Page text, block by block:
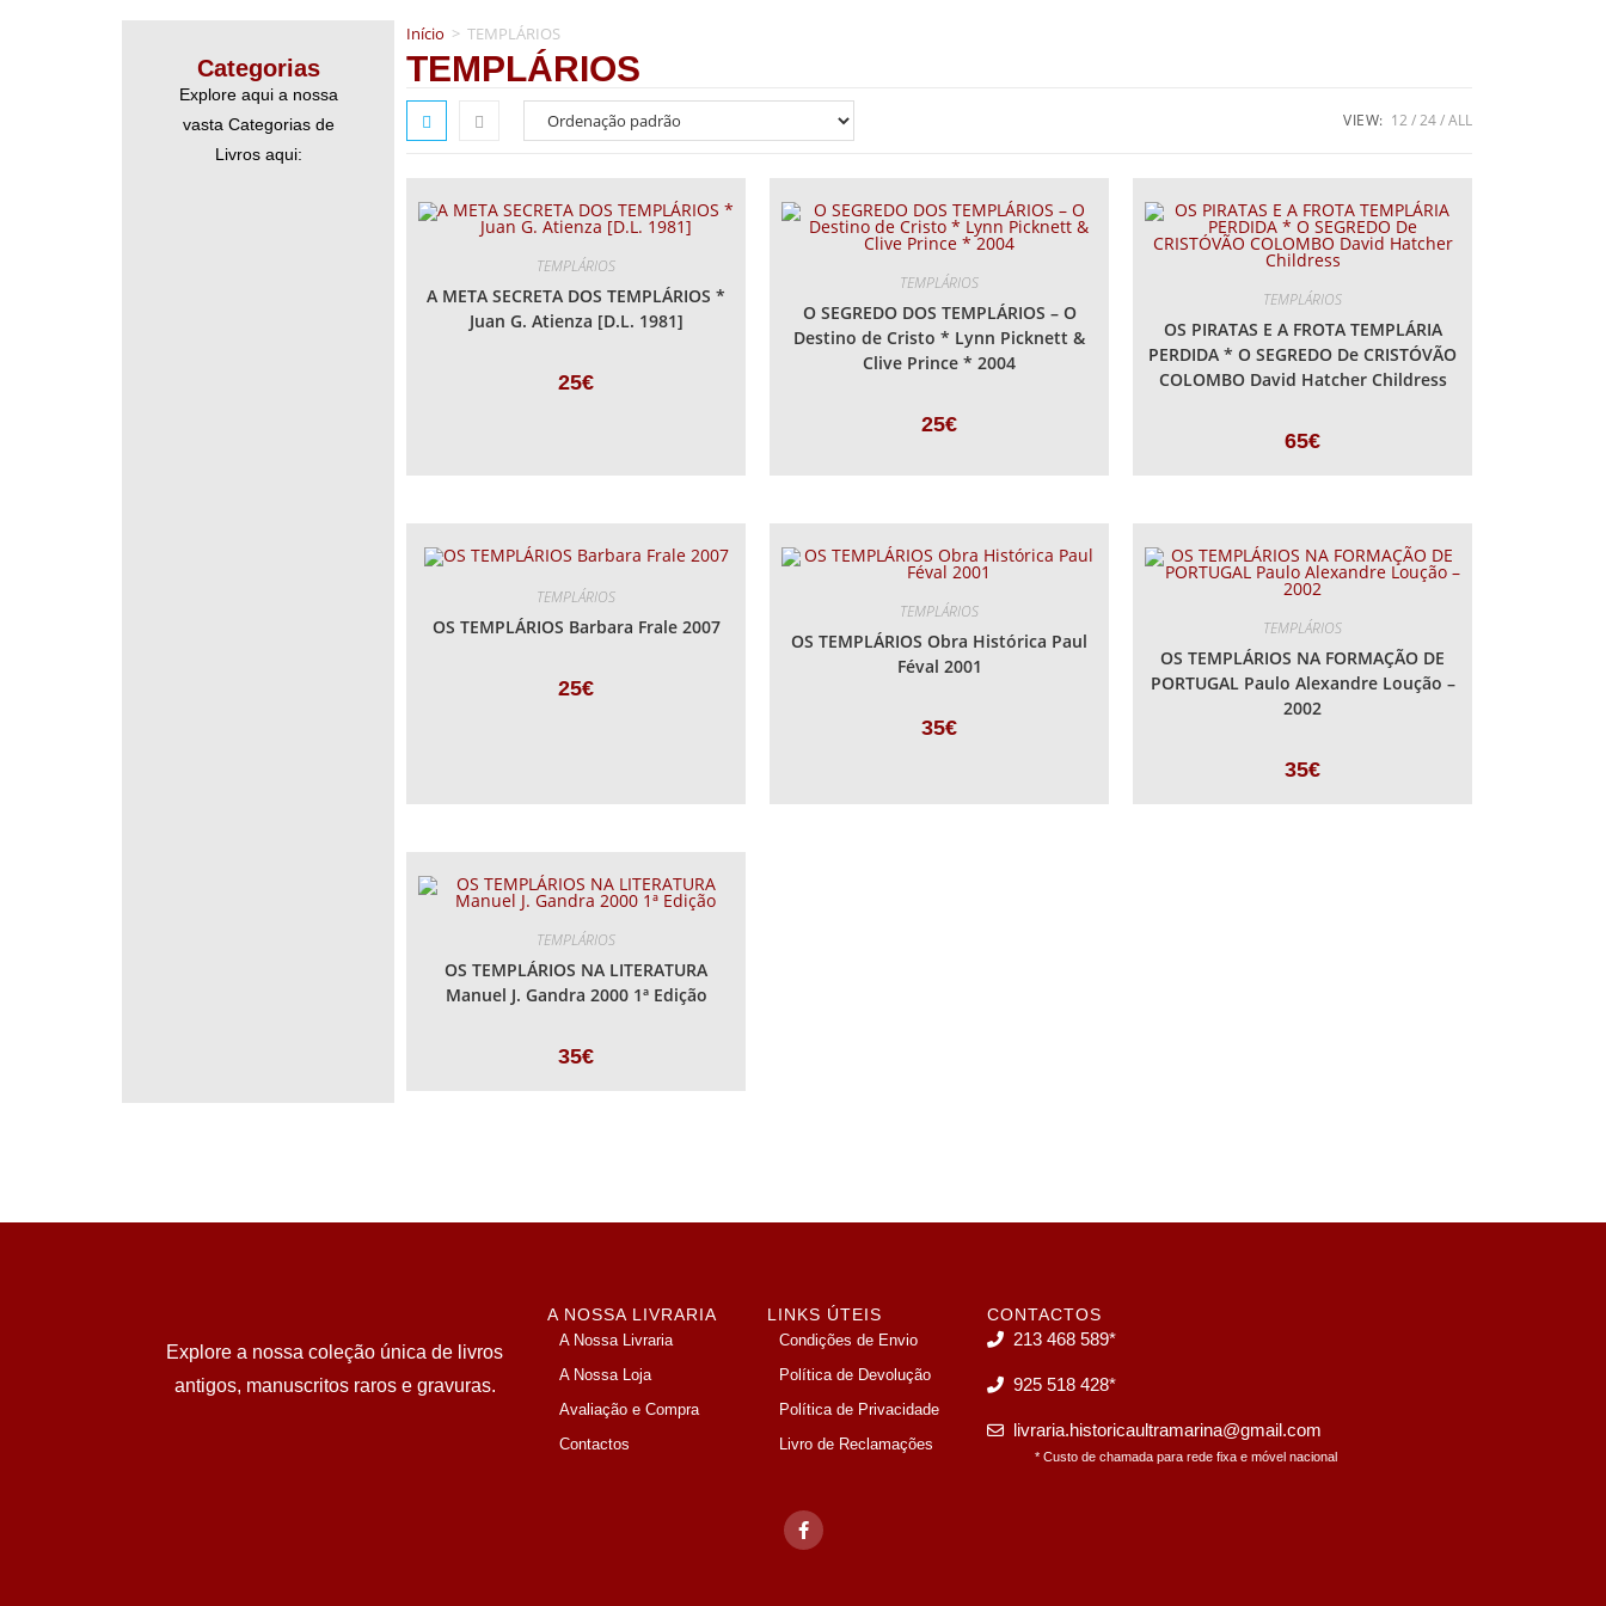
Categorias
Explore aqui a nossa
vasta Categorias de
Livros aqui:
Início > TEMPLÁRIOS
TEMPLÁRIOS
VIEW: 12 24 ALL
TEMPLÁRIOS
A META SECRETA DOS TEMPLÁRIOS *
Juan G. Atienza [D.L. 1981]
25€
TEMPLÁRIOS
O SEGREDO DOS TEMPLÁRIOS – O
Destino de Cristo * Lynn Picknett &
Clive Prince * 2004
25€
TEMPLÁRIOS
OS PIRATAS E A FROTA TEMPLÁRIA
PERDIDA * O SEGREDO De CRISTÓVÃO
COLOMBO David Hatcher Childress
65€
TEMPLÁRIOS
OS TEMPLÁRIOS Barbara Frale 2007
25€
TEMPLÁRIOS
OS TEMPLÁRIOS Obra Histórica Paul
Féval 2001
35€
TEMPLÁRIOS
OS TEMPLÁRIOS NA FORMAÇÃO DE
PORTUGAL Paulo Alexandre Loução –
2002
35€
TEMPLÁRIOS
OS TEMPLÁRIOS NA LITERATURA
Manuel J. Gandra 2000 1ª Edição
35€
Explore a nossa coleção única de livros
antigos, manuscritos raros e gravuras.
A NOSSA LIVRARIA
A Nossa Livraria
A Nossa Loja
Avaliação e Compra
Contactos
LINKS ÚTEIS
Condições de Envio
Política de Devolução
Política de Privacidade
Livro de Reclamações
CONTACTOS
213 468 589*
925 518 428*
livraria.historicaultramarina@gmail.com
* Custo de chamada para rede fixa e móvel nacional